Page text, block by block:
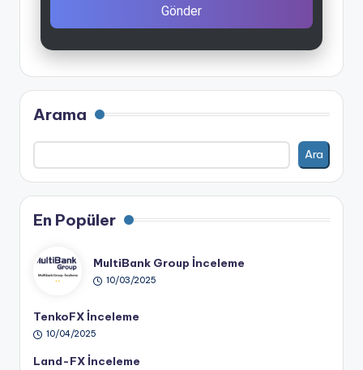
Gönder
Arama
Ara
En Popüler
MultiBank Group İnceleme
10/03/2025
TenkoFX İnceleme
10/04/2025
Land-FX İnceleme